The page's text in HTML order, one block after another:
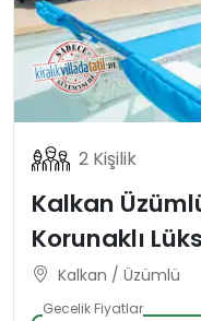
2 Kişilik
Kalkan
Korunaklı
Kalkan / Üzümlü
Gecelik Fiyatlar